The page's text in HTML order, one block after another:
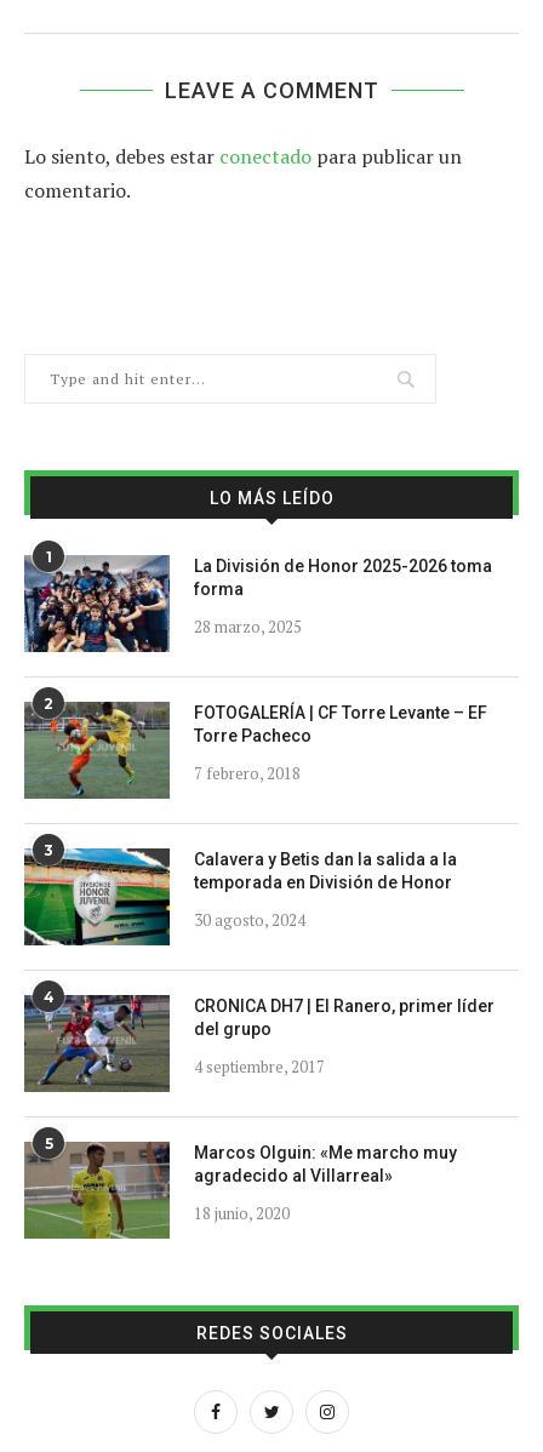
LEAVE A COMMENT
Lo siento, debes estar conectado para publicar un
comentario.
LO MÁS LEÍDO
1
La División de Honor 2025-2026 toma
forma
28 marzo, 2025
2
FOTOGALERÍA | CF Torre Levante – EF
Torre Pacheco
7 febrero, 2018
3
Calavera y Betis dan la salida a la
temporada en División de Honor
30 agosto, 2024
4
CRONICA DH7 | El Ranero, primer líder
del grupo
4 septiembre, 2017
5
Marcos Olguin: «Me marcho muy
agradecido al Villarreal»
18 junio, 2020
REDES SOCIALES